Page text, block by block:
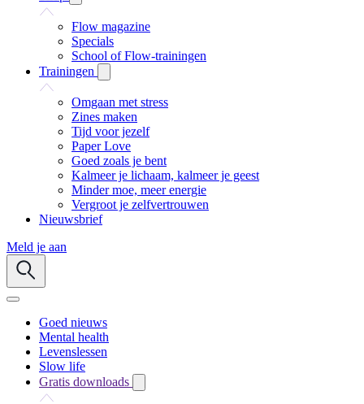
Flow magazine
Specials
School of Flow-trainingen
Trainingen
Omgaan met stress
Zines maken
Tijd voor jezelf
Paper Love
Goed zoals je bent
Kalmeer je lichaam, kalmeer je geest
Minder moe, meer energie
Vergroot je zelfvertrouwen
Nieuwsbrief
Meld je aan
Goed nieuws
Mental health
Levenslessen
Slow life
Gratis downloads